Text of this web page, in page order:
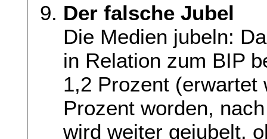
Der falsche Jubel
Die Medien jubeln:
in Relation zum BIP
1,2 Prozent (erwartet
Prozent worden,
wird weiter gejubelt,